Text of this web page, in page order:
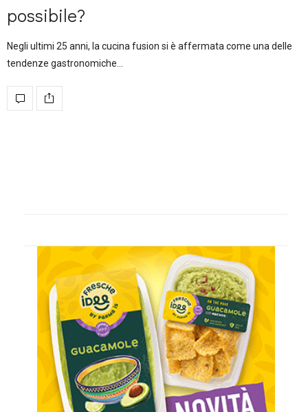
possibile?
Negli ultimi 25 anni, la cucina fusion si è affermata come una delle
tendenze gastronomiche…